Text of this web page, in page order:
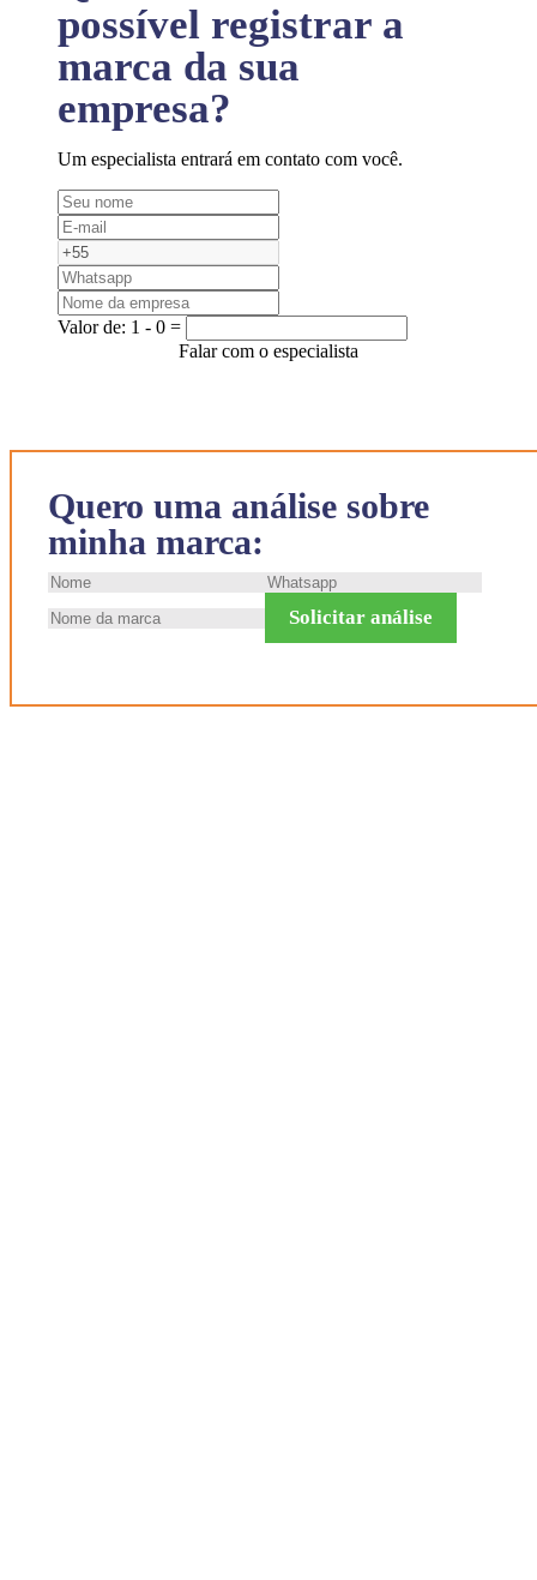
Quero uma análise sobre
minha marca:
Solicitar análise
possível registrar a
marca da sua
empresa?
Um especialista entrará em contato com você.
Valor de: 1 - 0 =
Falar com o especialista